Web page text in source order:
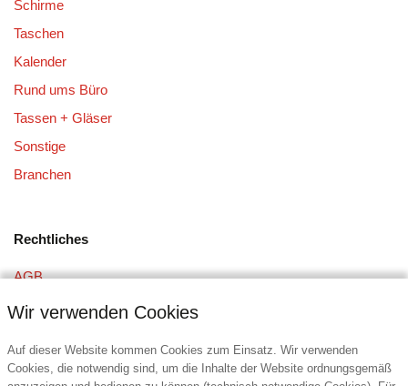
Schirme
Taschen
Kalender
Rund ums Büro
Tassen + Gläser
Sonstige
Branchen
Rechtliches
AGB
Datenschutz
Wir verwenden Cookies
Auf dieser Website kommen Cookies zum Einsatz. Wir verwenden
Cookies, die notwendig sind, um die Inhalte der Website ordnungsgemäß